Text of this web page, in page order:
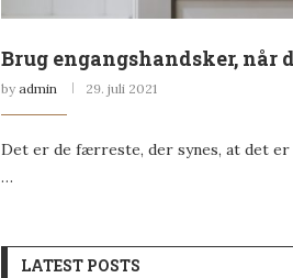
Brug engangshandsker, når
by admin 29. juli 2021
Det er de færreste, der synes, at det
…
LATEST POSTS